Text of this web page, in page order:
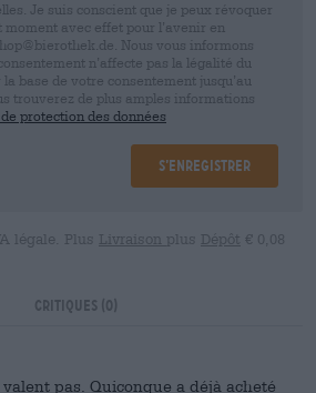
Je suis conscient que je peux révoquer
moment avec effet pour l’avenir en
Nous vous informons
n’affecte pas la légalité du
base de votre consentement jusqu’au
trouverez de plus amples informations
protection des données
S’enregistrer
légale. Plus Livraison plus Dépôt € 0,08
Critiques (0)
pas. Quiconque a déjà acheté